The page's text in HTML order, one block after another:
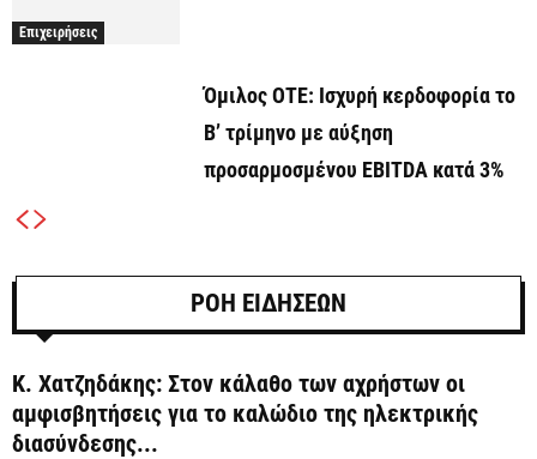
Επιχειρήσεις
Όμιλος ΟΤΕ: Ισχυρή κερδοφορία το
Β’ τρίμηνο με αύξηση
προσαρμοσμένου EBITDA κατά 3%
ΡΟΗ ΕΙΔΗΣΕΩΝ
Κ. Χατζηδάκης: Στον κάλαθο των αχρήστων οι
αμφισβητήσεις για το καλώδιο της ηλεκτρικής
διασύνδεσης...